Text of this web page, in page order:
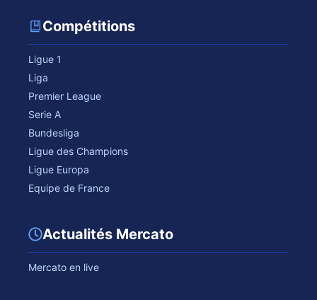
Compétitions
Ligue 1
Liga
Premier League
Serie A
Bundesliga
Ligue des Champions
Ligue Europa
Equipe de France
Actualités Mercato
Mercato en live